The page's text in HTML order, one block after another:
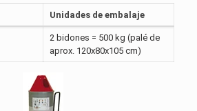
Unidades de embalaje
2 bidones = 500 kg (palé de
aprox. 120x80x105 cm)